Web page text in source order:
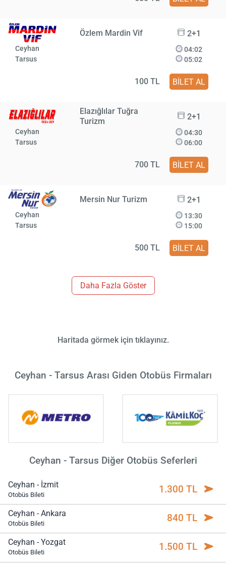
Özlem Mardin Vif 2+1
Ceyhan
Tarsus
04:02
05:02
100 TL BİLET AL
Elazığlılar Tuğra
Turizm
2+1
Ceyhan
Tarsus
04:30
06:00
700 TL BİLET AL
Mersin Nur Turizm 2+1
Ceyhan
Tarsus
13:30
15:00
500 TL BİLET AL
Daha Fazla Göster
Haritada görmek için tıklayınız.
Ceyhan - Tarsus Arası Giden Otobüs Firmaları
Ceyhan - Tarsus Diğer Otobüs Seferleri
Ceyhan - İzmit
Otobüs Bileti 1.300 TL
Ceyhan - Ankara
Otobüs Bileti 840 TL
Ceyhan - Yozgat
Otobüs Bileti 1.500 TL